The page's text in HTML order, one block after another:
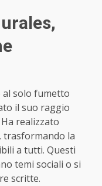
al solo fumetto
il suo raggio
realizzato
, trasformando la
a tutti. Questi
temi sociali o si
scritte.